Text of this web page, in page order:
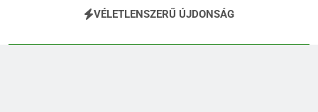
VÉLETLENSZERŰ ÚJDONSÁG